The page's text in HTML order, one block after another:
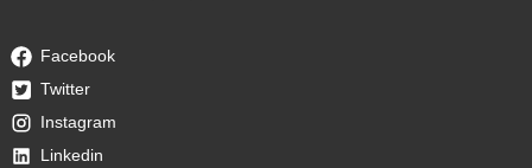
Facebook
Twitter
Instagram
Linkedin